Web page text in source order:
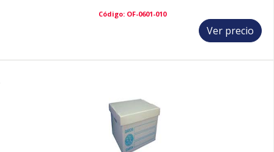
Código: OF-0601-010
Ver precio